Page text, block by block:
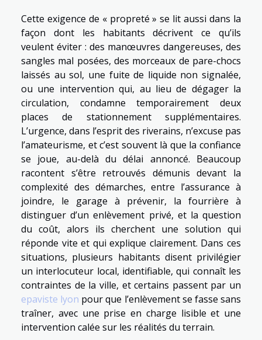
Cette exigence de « propreté » se lit aussi dans la
façon dont les habitants décrivent ce qu’ils
veulent éviter : des manœuvres dangereuses, des
sangles mal posées, des morceaux de pare-chocs
laissés au sol, une fuite de liquide non signalée,
ou une intervention qui, au lieu de dégager la
circulation, condamne temporairement deux
places de stationnement supplémentaires.
L’urgence, dans l’esprit des riverains, n’excuse pas
l’amateurisme, et c’est souvent là que la confiance
se joue, au-delà du délai annoncé. Beaucoup
racontent s’être retrouvés démunis devant la
complexité des démarches, entre l’assurance à
joindre, le garage à prévenir, la fourrière à
distinguer d’un enlèvement privé, et la question
du coût, alors ils cherchent une solution qui
réponde vite et qui explique clairement. Dans ces
situations, plusieurs habitants disent privilégier
un interlocuteur local, identifiable, qui connaît les
contraintes de la ville, et certains passent par un
epaviste lyon pour que l’enlèvement se fasse sans
traîner, avec une prise en charge lisible et une
intervention calée sur les réalités du terrain.